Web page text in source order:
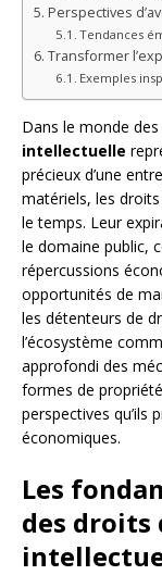
Perspectives
Tendances
Transformer
Exemples
Dans le monde
intellectuelle
précieux d’une
matériels, les
le temps. Leur
le domaine public,
répercussions
opportunités de
les détenteurs de
l’écosystème
approfondi des
formes de
perspectives qu’ils
économiques.
Les
des droits